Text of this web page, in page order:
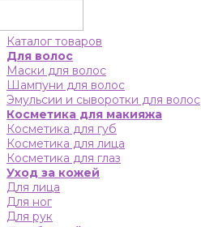
Каталог товаров
Для волос
Маски для волос
Шампуни для волос
Эмульсии и сыворотки для волос
Косметика для макияжа
Косметика для губ
Косметика для лица
Косметика для глаз
Уход за кожей
Для лица
Для ног
Для рук